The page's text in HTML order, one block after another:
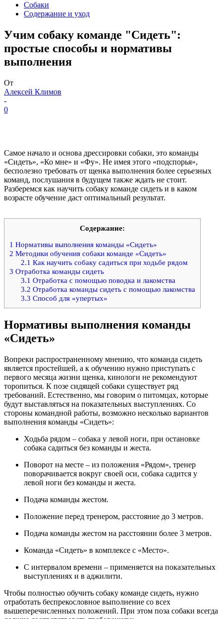
Собаки
Содержание и уход
Учим собаку команде "Сидеть":
простые способы и нормативы
выполнения
От
Алексей Климов
-
0
Самое начало и основа дрессировки собаки, это команды
«Сидеть», «Ко мне» и «Фу». Не имея этого «подспорья»,
бесполезно требовать от щенка выполнения более серьезных
команд, послушания в будущем также ждать не стоит.
Разберемся как научить собаку команде сидеть и в каком
возрасте обучение даст оптимальный результат.
Содержание:
1 Нормативы выполнения команды «Сидеть»
2 Методики обучения собаки команде «Сидеть»
2.1 Как научить собаку садиться при ходьбе рядом
3 Отработка команды сидеть
3.1 Отработка с помощью поводка и лакомства
3.2 Отработка команды сидеть с помощью лакомства
3.3 Способ для «упертых»
Нормативы выполнения команды
«Сидеть»
Вопреки распространенному мнению, что команда сидеть
является простейшей, а к обучению нужно приступать с
первого месяца жизни щенка, кинологи не рекомендуют
торопиться. К позе сидящей собаки существует ряд
требований. Естественно, мы говорим о питомцах, которые
будут выставляться на показательных выступлениях. Со
стороны командной работы, возможно несколько вариантов
выполнения команды «Сидеть»:
Ходьба рядом – собака у левой ноги, при остановке
собака садиться без команды и жеста.
Поворот на месте – из положения «Рядом», тренер
поворачивается вокруг своей оси, собака садится у
левой ноги без команды и жеста.
Подача команды жестом.
Положение перед тренером, расстояние до 3 метров.
Подача команды жестом на расстоянии более 3 метров.
Команда «Сидеть» в комплексе с «Место».
С интервалом времени – применяется на показательных
выступлениях и в аджилити.
Чтобы полностью обучить собаку команде сидеть, нужно
отработать беспрекословное выполнение со всех
вышеперечисленных положений. При этом поза собаки всегда